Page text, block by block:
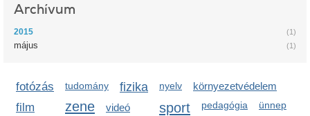
Archívum
(1)
2015
(1)
május
fotózás tudomány fizika nyelv környezetvédelem
zene sport
pedagógia
ünnep
film videó